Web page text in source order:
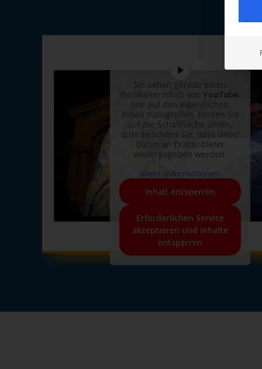
Sie sehen gerade einen
Platzhalterinhalt von YouTube
Um auf den eigentlichen
Inhalt zuzugreifen, klicken Sie
auf die Schaltfläche unten.
Bitte beachten Sie, dass dabei
Daten an Drittanbieter
weitergegeben werden.
Mehr Informationen
Inhalt entsperren
Erforderlichen Service
akzeptieren und Inhalte
entsperren